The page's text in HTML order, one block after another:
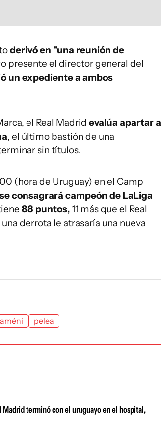
derivó en "una reunión de
presente el director general del
un expediente a ambos
el Real Madrid evalúa apartar a
, el último bastión de una
sin títulos.
(hora de Uruguay) en el Camp
consagrará campeón de LaLiga
88 puntos,11 más que el Real
derrota le atrasaría una nueva
pelea
Madrid terminó con el uruguayo en el hospital,